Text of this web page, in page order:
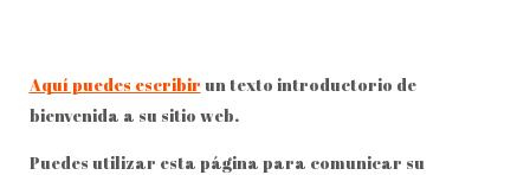
Aquí puedes escribir un texto introductorio de
bienvenida a su sitio web.
Puedes utilizar esta página para comunicar su